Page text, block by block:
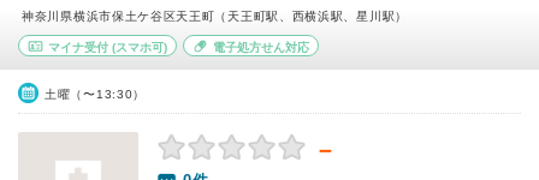
神奈川県横浜市保土ケ谷区天王町（天王町駅、西横浜駅、星川駅）
マイナ受付 (スマホ可) 電子処方せん対応
土曜（〜13:30）
－